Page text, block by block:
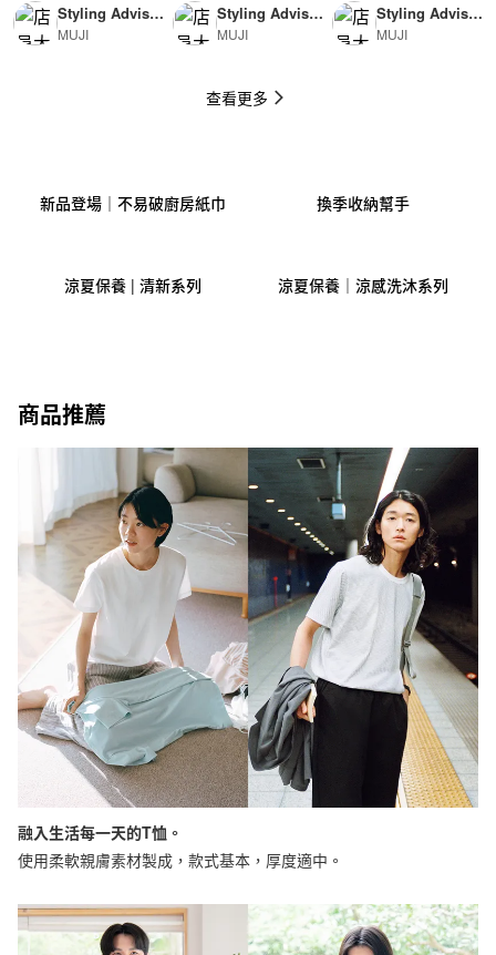
查看更多
Styling Advisor
( For Man )
MUJI
Styling Advisor
( For Woman )
MUJI
Styling Advisor
( For Man )
MUJI
新品登場｜不易破廚房紙巾 換季收納幫手
涼夏保養 | 清新系列 涼夏保養｜涼感洗沐系列
商品推薦
融入生活每一天的T恤。
使用柔軟親膚素材製成，款式基本，厚度適中。